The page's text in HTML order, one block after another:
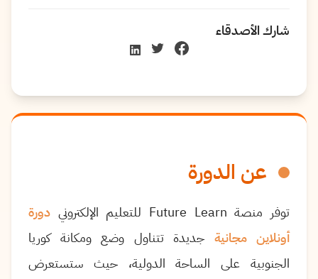
عن الدورة
توفر منصة Future Learn للتعليم الإلكتروني دورة
أونلاين مجانية جديدة تتناول وضع ومكانة كوريا
الجنوبية على الساحة الدولية، حيث ستستعرض
شارك الأصدقاء